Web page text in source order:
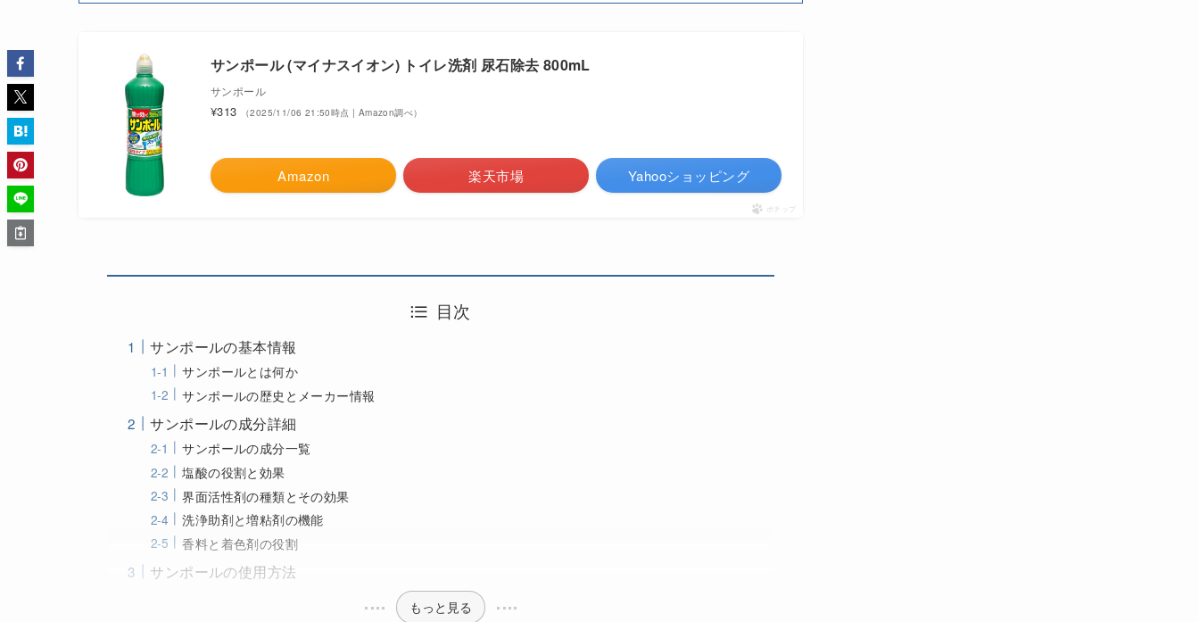
サンポール (マイナスイオン) トイレ洗剤 尿石除去 800mL
サンポール
¥313 （2025/11/06 21:50時点 | Amazon調べ）
Amazon 楽天市場 Yahooショッピング
ポチップ
目次
サンポールの基本情報
サンポールとは何か
サンポールの歴史とメーカー情報
サンポールの成分詳細
サンポールの成分一覧
塩酸の役割と効果
界面活性剤の種類とその効果
洗浄助剤と増粘剤の機能
香料と着色剤の役割
サンポールの使用方法
もっと見る